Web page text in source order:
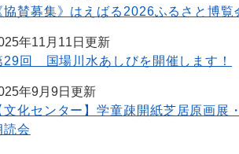
協賛募集》はえばる2026ふるさと博覧
年11月11日更新
29回 国場川水あしびを開催します！
年9月9日更新
文化センター】学童疎開紙芝居原画展・
読会